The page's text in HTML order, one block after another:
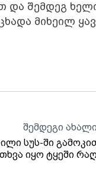
და შემდეგ
მიხეილ
შემდეგი
სუს-ში
იყო ტყეში
კადრებთან